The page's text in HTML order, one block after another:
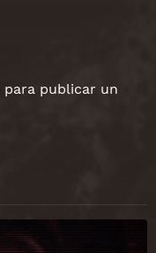
para publicar un